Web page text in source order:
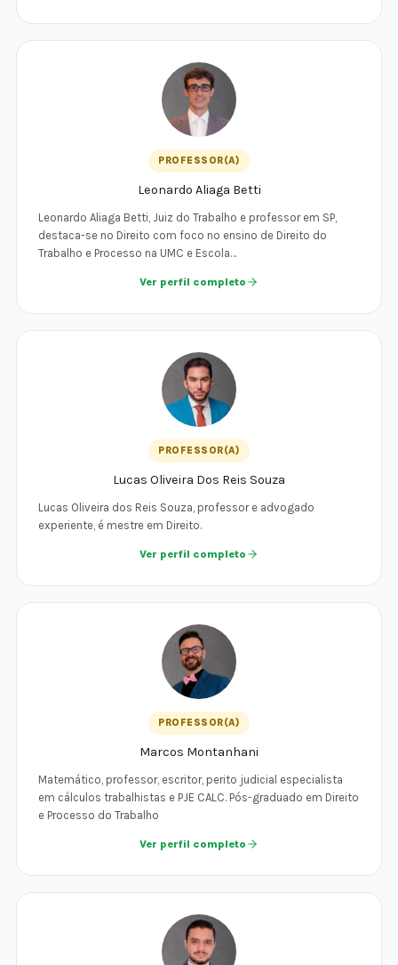
PROFESSOR(A)
Leonardo Aliaga Betti
Leonardo Aliaga Betti, Juiz do Trabalho e professor em SP,
destaca-se no Direito com foco no ensino de Direito do
Trabalho e Processo na UMC e Escola…
Ver perfil completo
PROFESSOR(A)
Lucas Oliveira Dos Reis Souza
Lucas Oliveira dos Reis Souza, professor e advogado
experiente, é mestre em Direito.
Ver perfil completo
PROFESSOR(A)
Marcos Montanhani
Matemático, professor, escritor, perito judicial especialista
em cálculos trabalhistas e PJE CALC. Pós-graduado em Direito
e Processo do Trabalho
Ver perfil completo